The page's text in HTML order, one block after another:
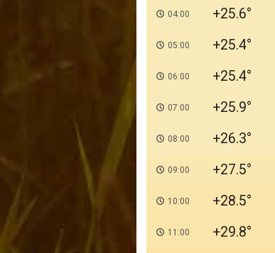
04:00 +25.6
05:00 +25.4
06:00 +25.4
07:00 +25.9
08:00 +26.3
09:00 +27.5
10:00 +28.5
11:00 +29.8